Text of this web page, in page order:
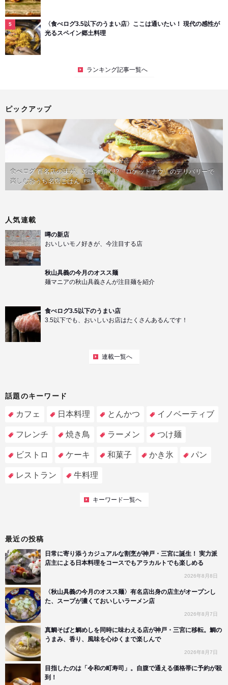
〈食べログ3.5以下のうまい店〉ここは通いたい！ 現代の感性が
光るスペイン郷土料理
ランキング記事一覧へ
ピックアップ
食べログ 百名店の味が、並ばず届く!?「ロケットナウ」のデリバリーで
楽しむおうち名店ごはん PR
人気連載
噂の新店
おいしいモノ好きが、今注目する店
秋山具義の今月のオスス麺
麺マニアの秋山具義さんが注目麺を紹介
食べログ3.5以下のうまい店
3.5以下でも、おいしいお店はたくさんあるんです！
連載一覧へ
話題のキーワード
カフェ 日本料理 とんかつ イノベーティブ
フレンチ 焼き鳥 ラーメン つけ麺
ビストロ ケーキ 和菓子 かき氷 パン
レストラン 牛料理
キーワード一覧へ
最近の投稿
日常に寄り添うカジュアルな割烹が神戸・三宮に誕生！ 実力派
店主による日本料理をコースでもアラカルトでも楽しめる
2026年8月8日
〈秋山具義の今月のオスス麺〉有名店出身の店主がオープンし
た、スープが濃くておいしいラーメン店
2026年8月7日
真鯛そばと鯛めしを同時に味わえる店が神戸・三宮に移転。鯛の
うまみ、香り、風味を心ゆくまで楽しんで
2026年8月7日
目指したのは「令和の町寿司」。自腹で通える価格帯に予約が殺
到！